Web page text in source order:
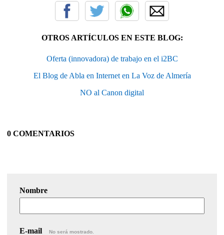
OTROS ARTÍCULOS EN ESTE BLOG:
Oferta (innovadora) de trabajo en el i2BC
El Blog de Abla en Internet en La Voz de Almería
NO al Canon digital
0 COMENTARIOS
Nombre
E-mail No será mostrado.